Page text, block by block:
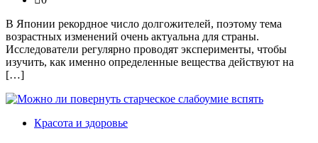
В Японии рекордное число долгожителей, поэтому тема
возрастных изменений очень актуальна для страны.
Исследователи регулярно проводят эксперименты, чтобы
изучить, как именно определенные вещества действуют на
[…]
Красота и здоровье